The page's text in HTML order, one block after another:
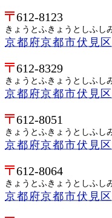
612-8123
きょうとふきょうとしふし
京都府京都市伏見
612-8329
きょうとふきょうとしふし
京都府京都市伏見
612-8051
きょうとふきょうとしふし
京都府京都市伏見
612-8064
きょうとふきょうとしふし
京都府京都市伏見